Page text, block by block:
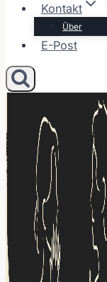
Kontakt
Über
E-Post